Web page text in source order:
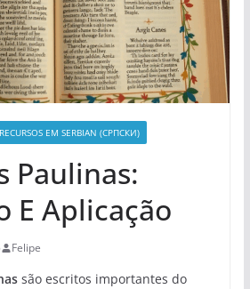
RECURSOS EM SERBIAN (СРПСКИ)
Paulinas:
E Aplicação
Felipe
são escritos importantes do